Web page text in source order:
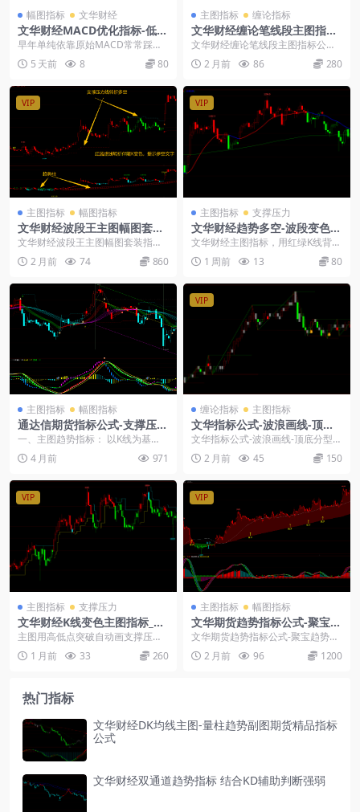
幅图指标 文华财经
文华财经MACD优化指标-低位
金叉背离自动提示源码
早年单纯依靠原始MACD常常踩
坑，肉眼分辨背离费时，大量虚假
金叉很容易造成误判。...
5 天前 8 80
主图指标 缠论指标
文华财经缠论笔线段主图指标
公式
文华财经缠论笔线段主图指标公
式： 这套源码把缠论里的笔、线
段、中枢全给自动画出来...
2 月前 86 280
VIP
主图指标 幅图指标
文华财经波段王主图幅图套装
指标无未来
文华财经波段王主图幅图套装指标
无未来： 这套千寻波段配套主图和
副图组合指标，能自...
2 月前 74 860
VIP
主图指标 支撑压力
文华财经趋势多空-波段变色K
主图公式
文华财经主图指标，用红绿K线背景
直观区分多空区域，搭配主趋势
线、平衡线判断方向。...
1 周前 13 80
主图指标 幅图指标
通达信期货指标公式-支撑压力
通道多空线-变色K波段趋势-抄
底短线信号
一、主图趋势指标： 以K线为基
础，叠加彩色均线（红 / 绿 / 紫 / 黄
线）、...
4 月前 971
VIP
缠论指标 主图指标
文华指标公式-波浪画线-顶底
分型主图指标源码
文华指标公式-波浪画线-顶底分型主
图指标源码： 波浪理论有未来函
数，介意者不懂波...
2 月前 45 150
VIP
主图指标 支撑压力
文华财经K线变色主图指标_压
力支撑自动画线多空信号公式
源码
主图用高低点突破自动画支撑压力
线，K线红绿变色区分强弱，多空信
号一目了然，省得自...
1 月前 33 260
VIP
主图指标 幅图指标
文华期货趋势指标公式-聚宝趋
势王-macd波段幅图
文华期货趋势指标公式-聚宝趋势王-
macd波段幅图： 适用文华财经软
件wh6 ...
2 月前 96 1200
热门指标
文华财经DK均线主图-量柱趋势副图期货精品指标
公式
文华财经双通道趋势指标 结合KD辅助判断强弱